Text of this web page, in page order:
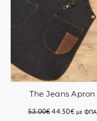
The Jeans Apron
53.00€Original
44.50€Ημε ΦΠΑ